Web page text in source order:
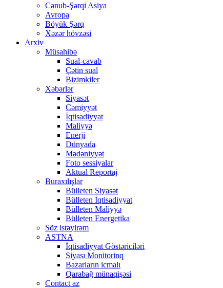
Cənub-Şərqi Asiya
Avropa
Böyük Şərq
Xəzər hövzəsi
Arxiv
Müsahibə
Sual-cavab
Çətin sual
Bizimkiler
Xəbərlər
Siyasət
Cəmiyyət
İqtisadiyyat
Maliyyə
Enerji
Dünyada
Mədəniyyət
Foto sessiyalar
Aktual Reportaj
Buraxılışlar
Bülleten Siyasət
Bülleten İqtisadiyyat
Bülleten Maliyyə
Bülleten Energetika
Söz istəyirəm
ASTNA
İqtisadiyyat Göstəriciləri
Siyası Monitorinq
Bazarların icmalı
Qarabağ münaqişəsi
Contact az